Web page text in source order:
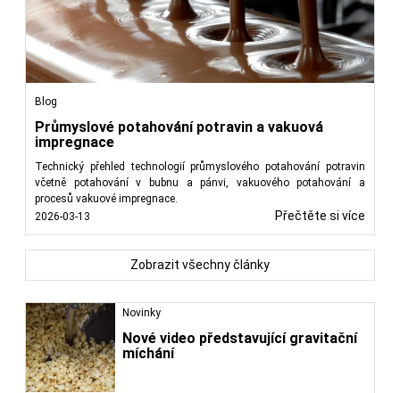
Novinky
Nové video představující gravitační
míchání
Blog
Průmyslové potahování potravin a vakuová
impregnace
Technický přehled technologií průmyslového potahování potravin
včetně potahování v bubnu a pánvi, vakuového potahování a
procesů vakuové impregnace.
2026-03-13
Přečtěte si více
Zobrazit všechny články